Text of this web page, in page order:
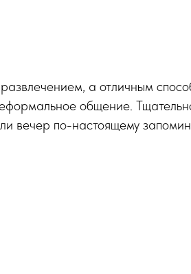
а отличным
общение.
вечер по-настоящему